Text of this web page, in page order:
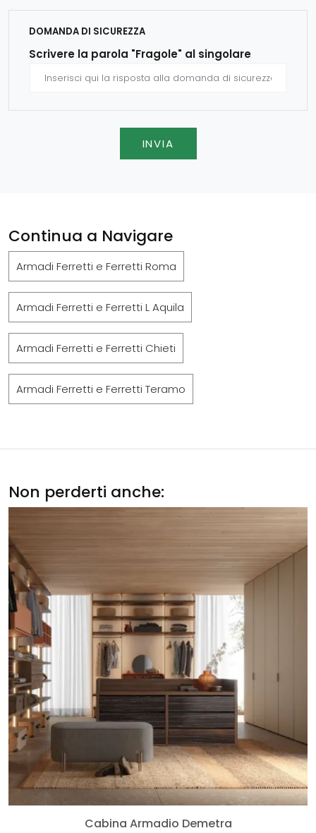
DOMANDA DI SICUREZZA
Scrivere la parola "Fragole" al singolare
INVIA
Continua a Navigare
Armadi Ferretti e Ferretti Roma
Armadi Ferretti e Ferretti L Aquila
Armadi Ferretti e Ferretti Chieti
Armadi Ferretti e Ferretti Teramo
Non perderti anche:
Cabina Armadio Demetra